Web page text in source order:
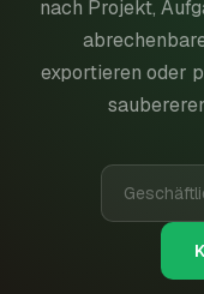
nach Projekt,
exportieren oder